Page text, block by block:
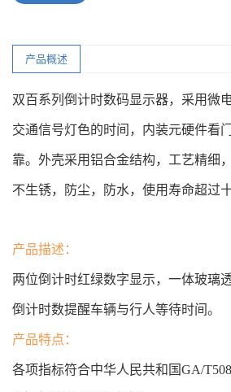
产品概述
双百系列倒计时数码显示器，采用微
交通信号灯色的时间，内装元硬件看
靠。外壳采用铝合金结构，工艺精细
不生锈，防尘，防水，使用寿命超过十
产品描述：
两位倒计时红绿数字显示，一体玻璃
倒计时数提醒车辆与行人等待时间。
产品特点：
各项指标符合中华人民共和国GA/